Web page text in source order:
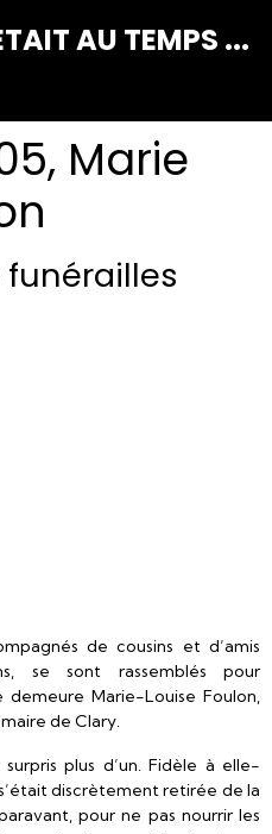
AU TEMPS ...
Marie
funérailles
de cousins et d’amis
se sont rassemblés pour
Marie-Louise Foulon,
de Clary.
plus d’un. Fidèle à elle-
discrètement retirée de la
pour ne pas nourrir les